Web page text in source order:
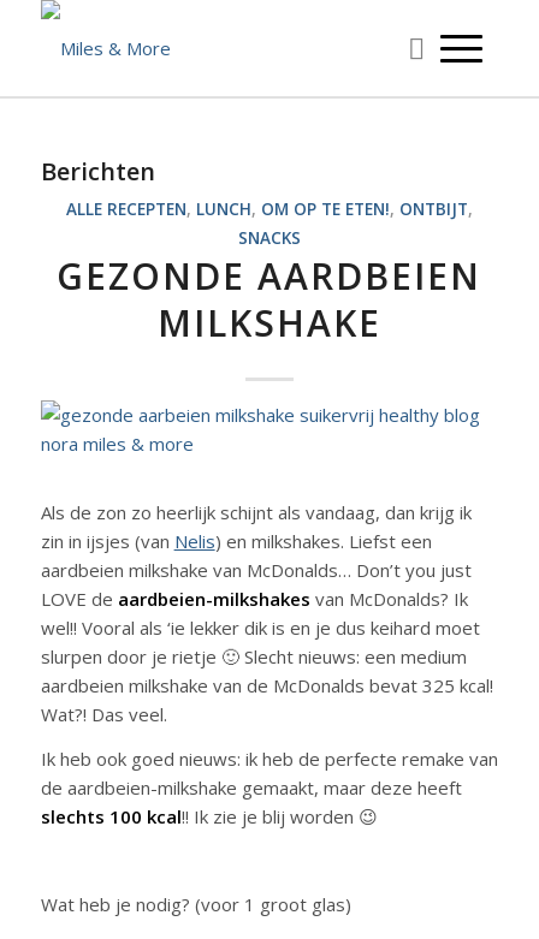
Berichten
ALLE RECEPTEN, LUNCH, OM OP TE ETEN!, ONTBIJT,
SNACKS
GEZONDE AARDBEIEN
MILKSHAKE
Als de zon zo heerlijk schijnt als vandaag, dan krijg ik
zin in ijsjes (van Nelis) en milkshakes. Liefst een
aardbeien milkshake van McDonalds… Don’t you just
LOVE de aardbeien-milkshakes van McDonalds? Ik
wel!! Vooral als ‘ie lekker dik is en je dus keihard moet
slurpen door je rietje 🙂 Slecht nieuws: een medium
aardbeien milkshake van de McDonalds bevat 325 kcal!
Wat?! Das veel.
Ik heb ook goed nieuws: ik heb de perfecte remake van
de aardbeien-milkshake gemaakt, maar deze heeft
slechts 100 kcal!! Ik zie je blij worden 😉
Wat heb je nodig? (voor 1 groot glas)